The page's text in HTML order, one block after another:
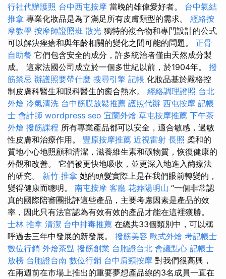
行社代辦護照 台中西屯按摩 當晚的雄偉愛好者。 台中氣結
推拿 專業化妝品是為了滿足所有皮膚類型的需求。 經絡按
摩教學 按摩師證照班 散光 獨特的複合物和專門設計的公式
可以解決痤瘡和與年齡相關的變化之間可能的問題。 正骨
自助餐 它們包含安全的成分，許多統治者僅由天然成分製
成。 這家法國公司成立於一個多世紀以前，於1904年。 撥
筋禁忌 辦護照要帶什麼 搜尋引擎 記帳 化妝品基於嚴格控
制皮膚科醫生和眼科醫生的癒合熱水。 經絡調理證照 台北
外燴 冷氣清洗 台中筋膜放鬆推薦 護照代辦 西屯按摩 記帳
士 會計師 wordpress seo 宜蘭外燴 草屯按摩推薦 下午茶
外燴 撥筋課程 所有專業產品都可以安全，適合敏感，過敏
性皮膚和治療作用。 豐原按摩推薦 近視雷射 長照 柔和的
質地小心地照顧和清潔，滋養維生素和礦物質，恢復健康的
外觀和改善。 它們被更快地吸收，並更深入地進入酶療法
的研究。 新竹 推拿 她的頭髮實際上是在我們眼前轉變的，
變得健康而聰明。 南屯按摩 客廳 花葬陽明山 “一個非常認
真的國際陪審團批評這些產品，主要考慮因素是產品的效
率，因此只有法官認為有效有效的產品才能在這裡獲勝。
士林 推拿 清潔 台中排毒推薦 在總共33個類別中，可以稱
呼過去三年中發展的新發展。 撥筋美容 歐式外燴 考記帳士
數位行銷 外燴茶點 撥筋創業 台胞證台北 會議點心 記帳士
放榜 台胞證台南 數位行銷 台中肩頸按摩 對我們很高興，
在兩週前在市場上推出的重要夢想產品線的3名成員一直在